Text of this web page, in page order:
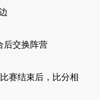
交换阵营
赛结束后，比分相